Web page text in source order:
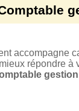
accompagne
répondre